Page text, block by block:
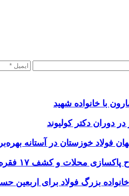
با خانواده شهید
دوران دکتر کولیوند
فولاد خوزستان در آستانه
بزرگ فولاد برای اربعین